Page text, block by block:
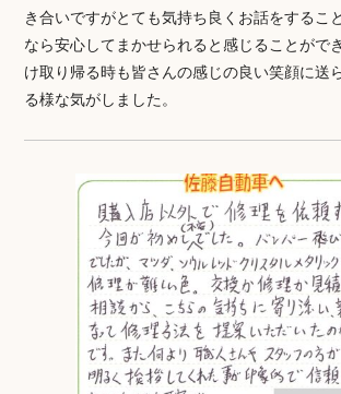
き合いですがとても気持ち良くお話をするこ
なら安心してまかせられると感じることがで
け取り帰る時も皆さんの感じの良い笑顔に送
る様な気がしました。